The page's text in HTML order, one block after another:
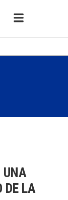
UNA
DE LA